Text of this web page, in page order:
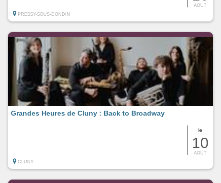
AOUT
PRESSY-SOUS-DONDIN
le
10
AOUT
Grandes Heures de Cluny : Back to Broadway
CLUNY